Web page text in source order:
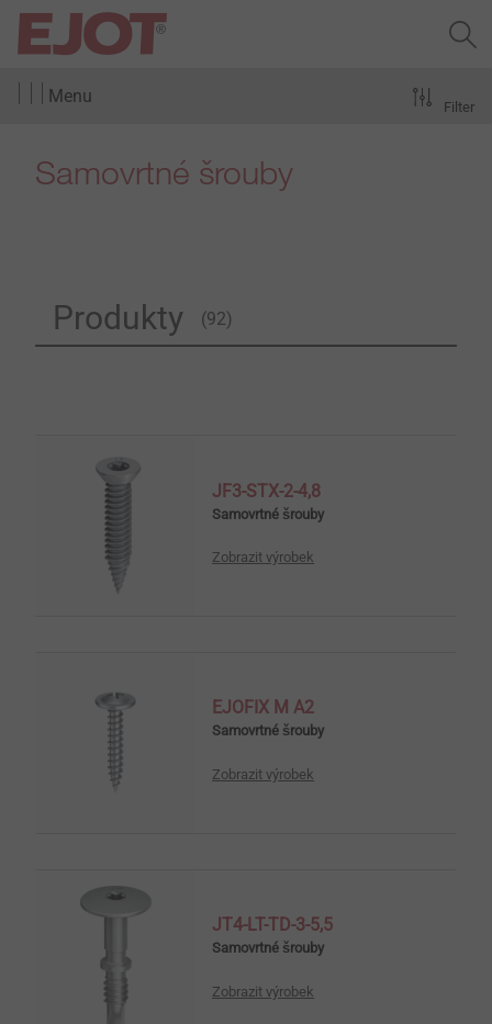
Menu
Samovrtné šrouby
Produkty (92)
Filter
JF3-STX-2-4,8
Samovrtné šrouby
Zobrazit výrobek
EJOFIX M A2
Samovrtné šrouby
Zobrazit výrobek
JT4-LT-TD-3-5,5
Samovrtné šrouby
Zobrazit výrobek